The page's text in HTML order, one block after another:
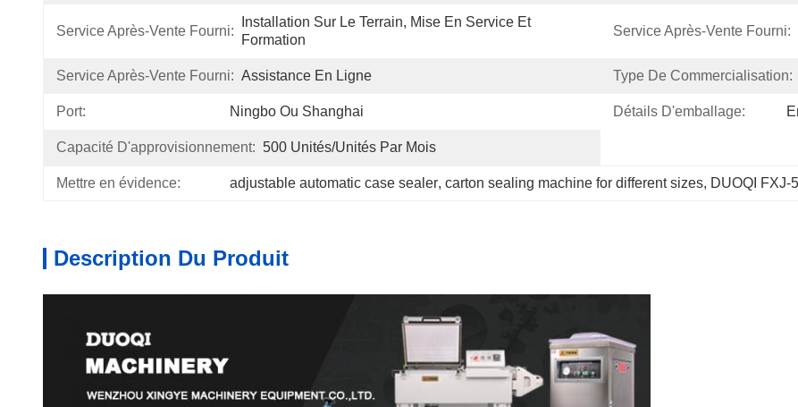
Service Après-Vente Fourni:
Installation Sur Le Terrain, Mise En Service Et
Formation
Service Après-Vente Fourni:
Service Après-Vente Fourni: Assistance En Ligne Type De Commercialisation:
Port: Ningbo Ou Shanghai Détails D'emballage:
Capacité D'approvisionnement: 500 Unités/unités Par Mois
Mettre en évidence: adjustable automatic case sealer, carton sealing machine for different sizes, DUOQI FXJ-
Description Du Produit